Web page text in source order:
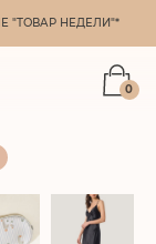
"ТОВАР НЕДЕЛИ"*
0